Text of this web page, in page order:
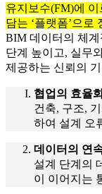
유지보수(FM)에
담는 ‘플랫폼’으로
BIM 데이터의 체
단계 높이고, 실무
제공하는 신뢰의
협업의 효율
건축, 구조,
하여 설계 오
데이터의 연
설계 단계의
이 이어지는